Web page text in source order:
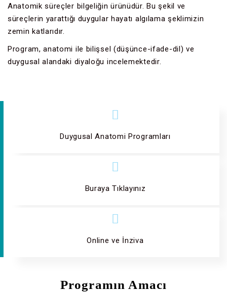
Anatomik süreçler bilgeliğin ürünüdür. Bu şekil ve
süreçlerin yarattığı duygular hayatı algılama şeklimizin
zemin katlarıdır.
Program, anatomi ile bilişsel (düşünce-ifade-dil) ve
duygusal alandaki diyaloğu incelemektedir.
Duygusal Anatomi Programları
Buraya Tıklayınız
Online ve İnziva
Programın Amacı